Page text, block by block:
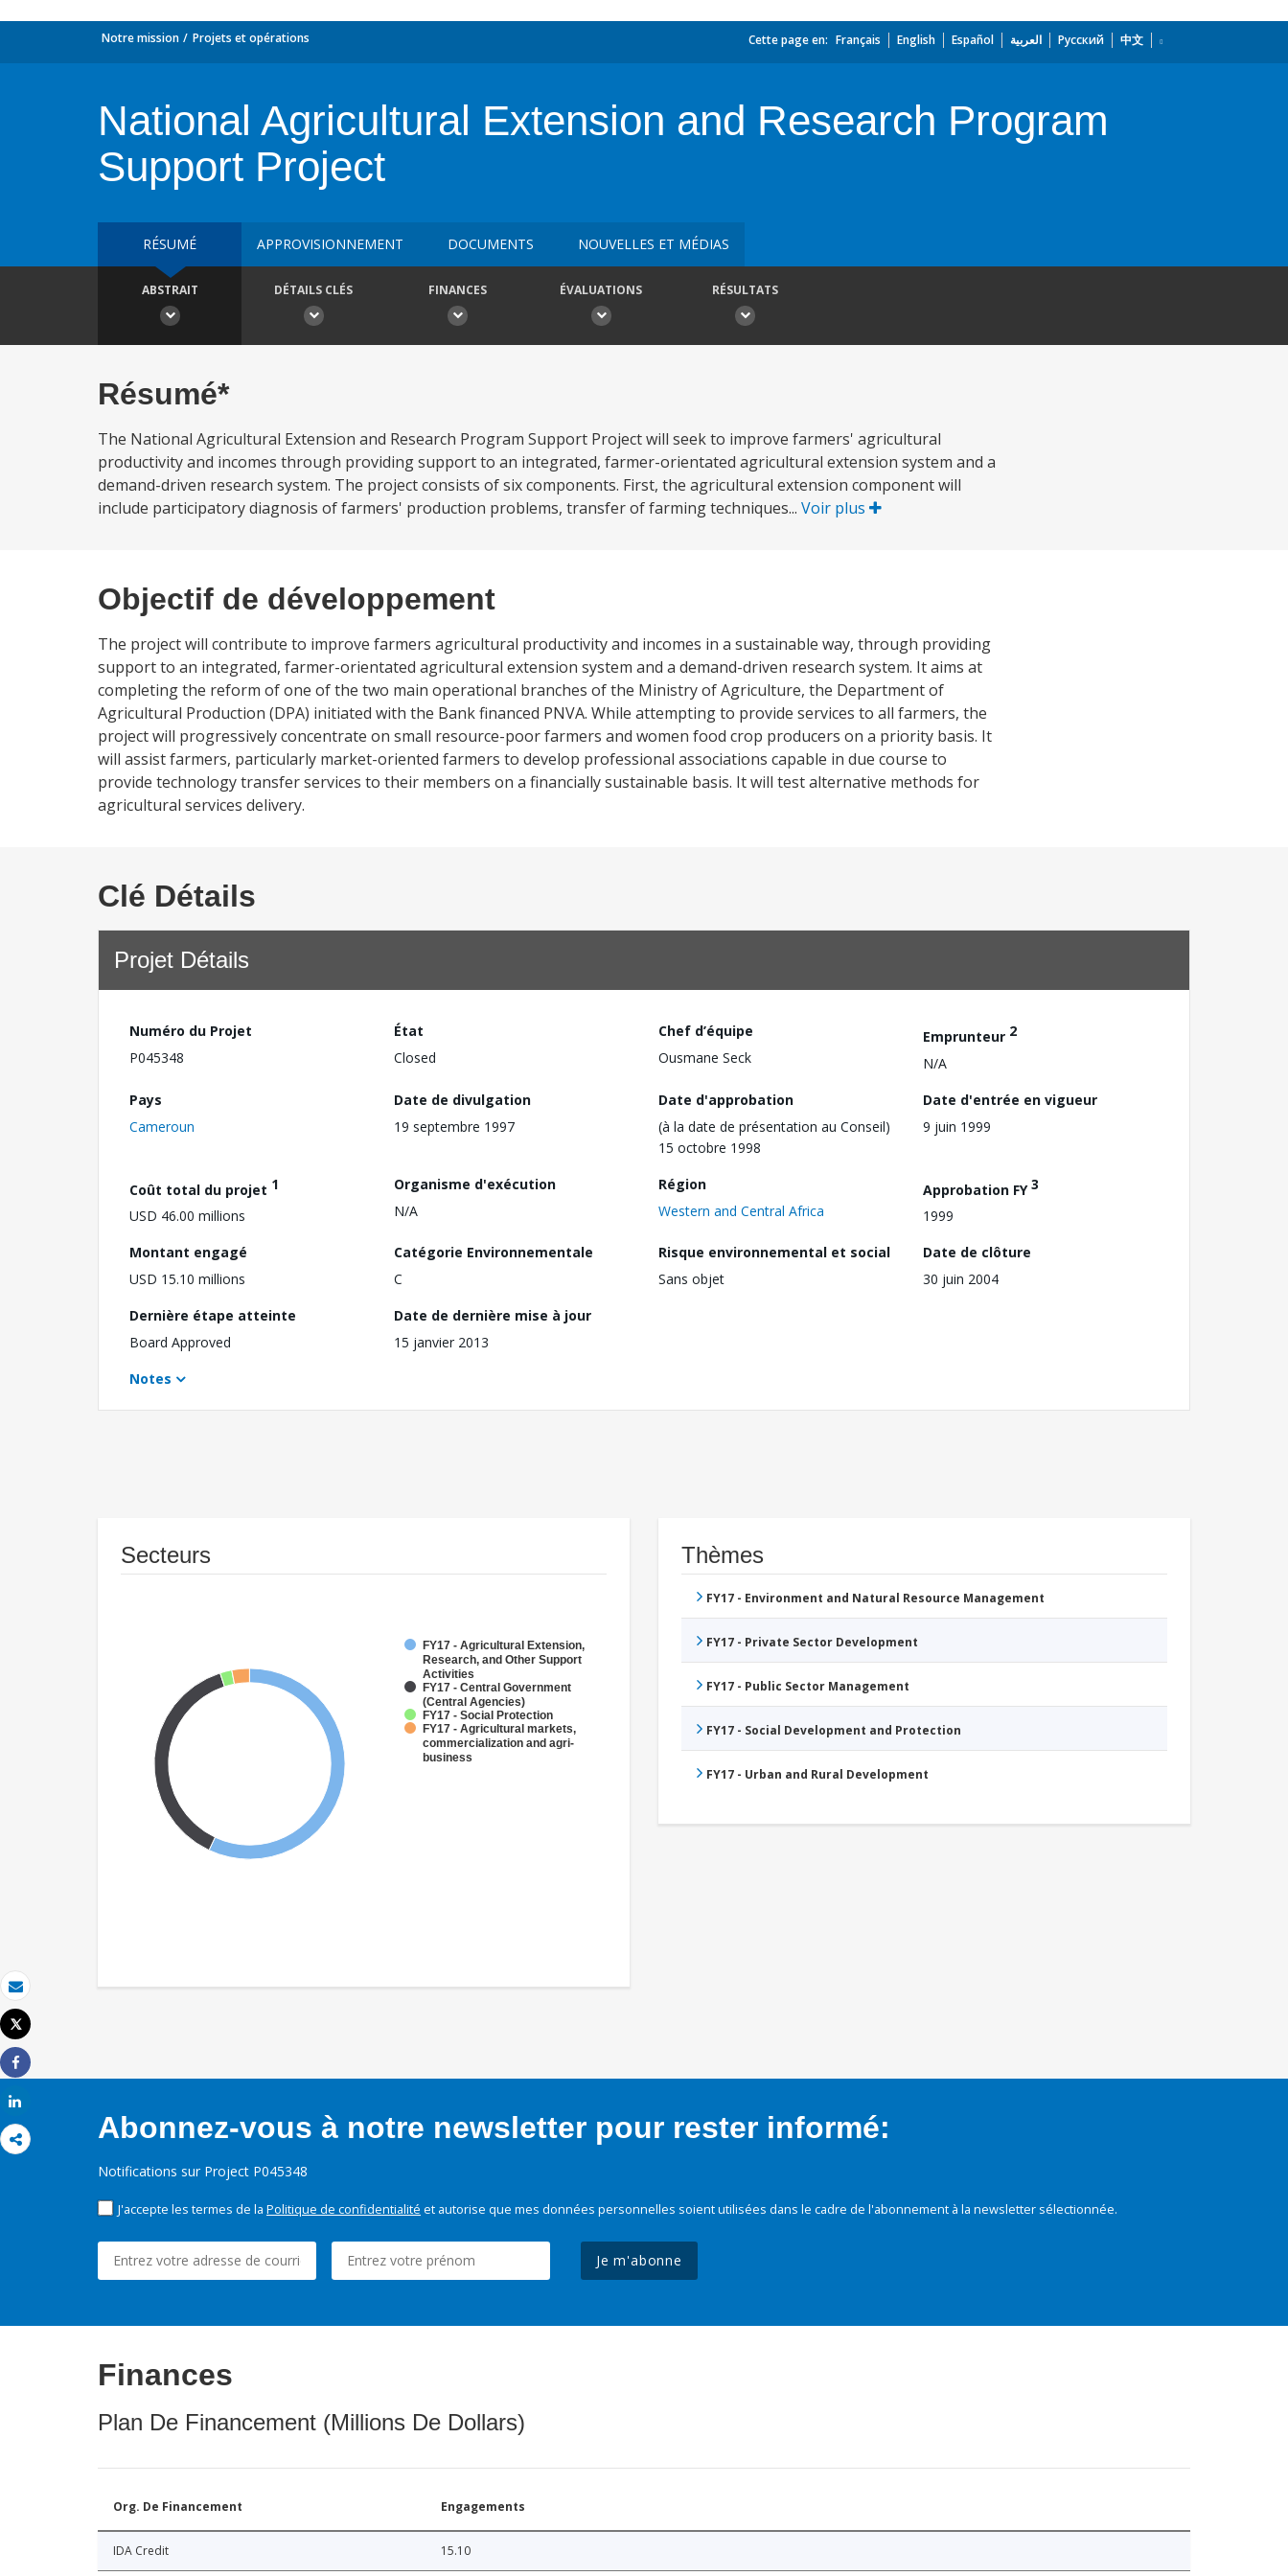
Email
Imprimer
Tweet
Share
Notre mission Projets et opérations Cette page en: Français English Español العربية Русский 中文
National Agricultural Extension and Research Program
Support Project
RÉSUMÉ APPROVISIONNEMENT DOCUMENTS NOUVELLES ET MÉDIAS
ABSTRAIT DÉTAILS CLÉS FINANCES ÉVALUATIONS RÉSULTATS
Résumé*
The National Agricultural Extension and Research Program Support Project will seek to improve farmers' agricultural
productivity and incomes through providing support to an integrated, farmer-orientated agricultural extension system and a
demand-driven research system. The project consists of six components. First, the agricultural extension component will
include participatory diagnosis of farmers' production problems, transfer of farming techniques... Voir plus
Objectif de développement
The project will contribute to improve farmers agricultural productivity and incomes in a sustainable way, through providing
support to an integrated, farmer-orientated agricultural extension system and a demand-driven research system. It aims at
completing the reform of one of the two main operational branches of the Ministry of Agriculture, the Department of
Agricultural Production (DPA) initiated with the Bank financed PNVA. While attempting to provide services to all farmers, the
project will progressively concentrate on small resource-poor farmers and women food crop producers on a priority basis. It
will assist farmers, particularly market-oriented farmers to develop professional associations capable in due course to
provide technology transfer services to their members on a financially sustainable basis. It will test alternative methods for
agricultural services delivery.
Clé Détails
Projet Détails
Numéro du Projet
P045348
État
Closed
Chef d’équipe
Ousmane Seck
Emprunteur 2
N/A
Pays
Cameroun
Date de divulgation
19 septembre 1997
Date d'approbation
(à la date de présentation au Conseil)
15 octobre 1998
Date d'entrée en vigueur
9 juin 1999
Coût total du projet 1
USD 46.00 millions
Organisme d'exécution
N/A
Région
Western and Central Africa
Approbation FY3
1999
Montant engagé
USD 15.10 millions
Catégorie Environnementale
C
Risque environnemental et social
Sans objet
Date de clôture
30 juin 2004
Dernière étape atteinte
Board Approved
Date de dernière mise à jour
15 janvier 2013
Notes
Secteurs
FY17 - Agricultural Extension,
Research, and Other Support
Activities
FY17 - Central Government
(Central Agencies)
FY17 - Social Protection
FY17 - Agricultural markets,
commercialization and agri-
business
Thèmes
FY17 - Environment and Natural Resource Management
FY17 - Private Sector Development
FY17 - Public Sector Management
FY17 - Social Development and Protection
FY17 - Urban and Rural Development
Abonnez-vous à notre newsletter pour rester informé:
Notifications sur Project P045348
J'accepte les termes de la Politique de confidentialité et autorise que mes données personnelles soient utilisées dans le cadre de l'abonnement à la newsletter sélectionnée.
Je m'abonne
Finances
Plan De Financement (Millions De Dollars)
Org. De Financement Engagements
IDA Credit 15.10